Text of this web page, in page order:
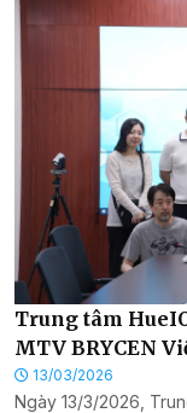
Trung tâm
MTV BRYCEN
thành phố số 3D
13/03/2026
Ngày 13/3/2026,